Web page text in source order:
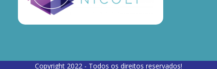
Copyright 2022 - Todos os direitos reservados!